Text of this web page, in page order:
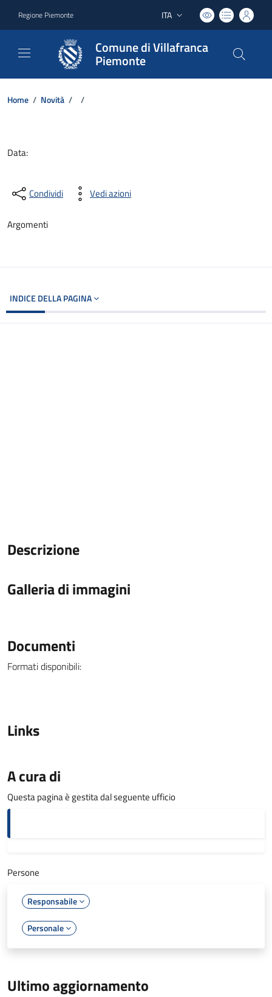
Regione Piemonte Lingua attiva:
ITA
Comune di Villafranca
Piemonte
Home / Novità / /
Data:
Condividi Vedi azioni
Argomenti
INDICE DELLA PAGINA
Descrizione
Galleria di immagini
Documenti
Formati disponibili:
Links
A cura di
Questa pagina è gestita dal seguente ufficio
Persone
Responsabile
Personale
Ultimo aggiornamento